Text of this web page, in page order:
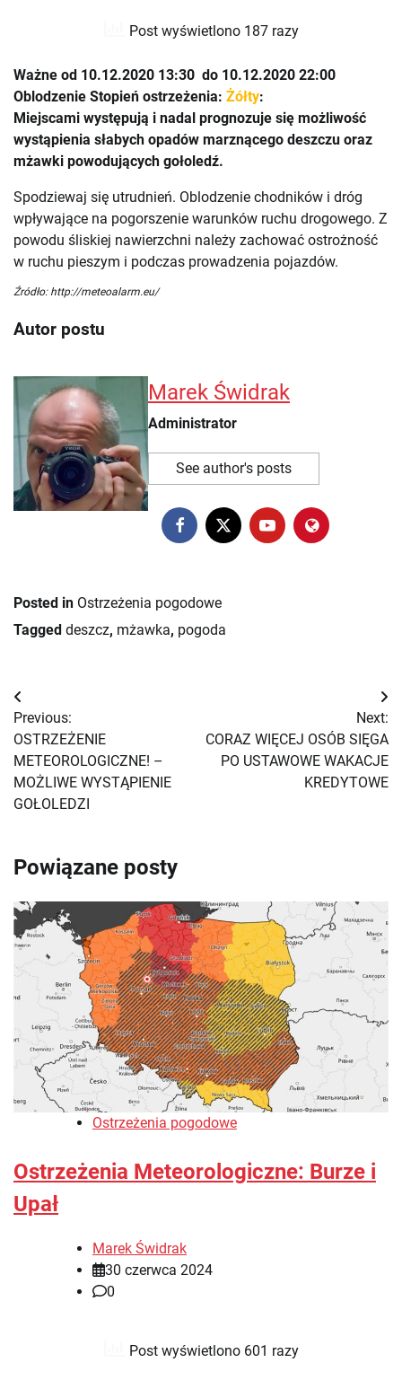
Post wyświetlono 187 razy
Ważne od 10.12.2020 13:30 do 10.12.2020 22:00
Oblodzenie Stopień ostrzeżenia: Żółty:
Miejscami występują i nadal prognozuje się możliwość
wystąpienia słabych opadów marznącego deszczu oraz
mżawki powodujących gołoledź.
Spodziewaj się utrudnień. Oblodzenie chodników i dróg
wpływające na pogorszenie warunków ruchu drogowego. Z
powodu śliskiej nawierzchni należy zachować ostrożność
w ruchu pieszym i podczas prowadzenia pojazdów.
Źródło: http://meteoalarm.eu/
Autor postu
Marek Świdrak
Administrator
See author's posts
Posted in Ostrzeżenia pogodowe
Tagged deszcz, mżawka, pogoda
Nawigacja
wpisu
Previous:
OSTRZEŻENIE
METEOROLOGICZNE! –
MOŻLIWE WYSTĄPIENIE
GOŁOLEDZI
Next:
CORAZ WIĘCEJ OSÓB SIĘGA
PO USTAWOWE WAKACJE
KREDYTOWE
Powiązane posty
Ostrzeżenia pogodowe
Ostrzeżenia Meteorologiczne: Burze i
Upał
Marek Świdrak
30 czerwca 2024
0
Post wyświetlono 601 razy